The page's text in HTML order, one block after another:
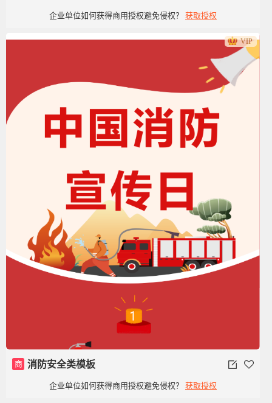
企业单位如何获得商用授权避免侵权？ 获取授权
VIP
商 消防安全类模板
企业单位如何获得商用授权避免侵权？ 获取授权